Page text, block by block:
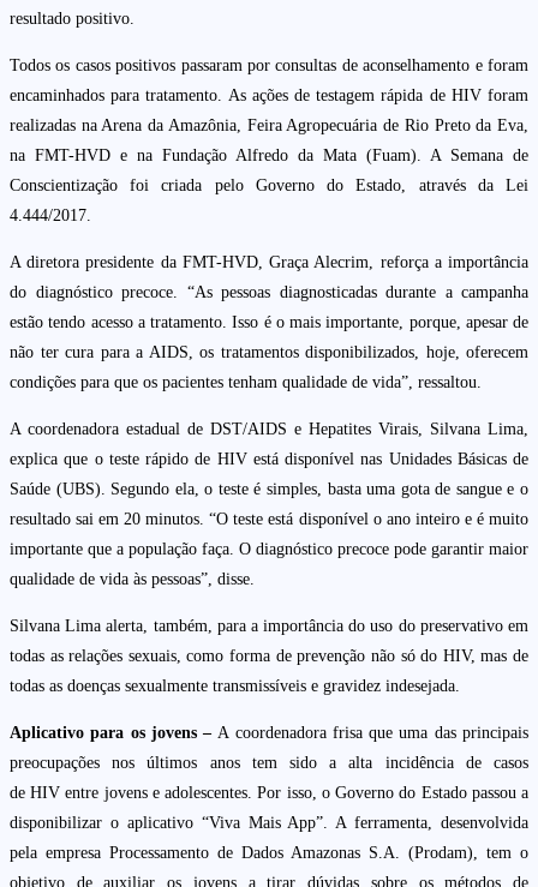
resultado positivo.
Todos os casos positivos passaram por consultas de aconselhamento e foram
encaminhados para tratamento. As ações de testagem rápida de HIV foram
realizadas na Arena da Amazônia, Feira Agropecuária de Rio Preto da Eva,
na FMT-HVD e na Fundação Alfredo da Mata (Fuam). A Semana de
Conscientização foi criada pelo Governo do Estado, através da Lei
4.444/2017.
A diretora presidente da FMT-HVD, Graça Alecrim, reforça a importância
do diagnóstico precoce. “As pessoas diagnosticadas durante a campanha
estão tendo acesso a tratamento. Isso é o mais importante, porque, apesar de
não ter cura para a AIDS, os tratamentos disponibilizados, hoje, oferecem
condições para que os pacientes tenham qualidade de vida”, ressaltou.
A coordenadora estadual de DST/AIDS e Hepatites Virais, Silvana Lima,
explica que o teste rápido de HIV está disponível nas Unidades Básicas de
Saúde (UBS). Segundo ela, o teste é simples, basta uma gota de sangue e o
resultado sai em 20 minutos. “O teste está disponível o ano inteiro e é muito
importante que a população faça. O diagnóstico precoce pode garantir maior
qualidade de vida às pessoas”, disse.
Silvana Lima alerta, também, para a importância do uso do preservativo em
todas as relações sexuais, como forma de prevenção não só do HIV, mas de
todas as doenças sexualmente transmissíveis e gravidez indesejada.
Aplicativo para os jovens – A coordenadora frisa que uma das principais
preocupações nos últimos anos tem sido a alta incidência de casos
de HIV entre jovens e adolescentes. Por isso, o Governo do Estado passou a
disponibilizar o aplicativo “Viva Mais App”. A ferramenta, desenvolvida
pela empresa Processamento de Dados Amazonas S.A. (Prodam), tem o
objetivo de auxiliar os jovens a tirar dúvidas sobre os métodos de